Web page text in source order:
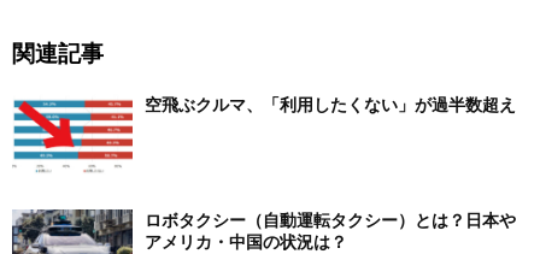
関連記事
空飛ぶクルマ、「利用したくない」が過半数超え
ロボタクシー（自動運転タクシー）とは？日本や
アメリカ・中国の状況は？